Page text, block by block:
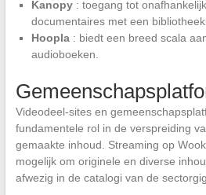
Kanopy: toegang tot
documentaires met een
Hoopla: biedt een breed scala
audioboeken.
Videodeel-sites en
fundamentele rol in de verspreiding
gemaakte inhoud. Streaming op
mogelijk om originele en diverse
afwezig in de catalogi van de